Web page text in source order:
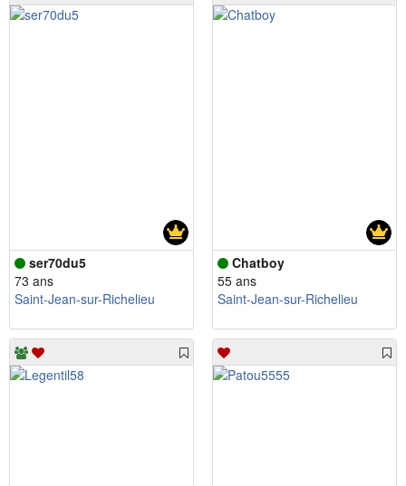
ser70du5
73 ans
Saint-Jean-sur-Richelieu
Chatboy
55 ans
Saint-Jean-sur-Richelieu